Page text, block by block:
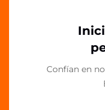
Confían en